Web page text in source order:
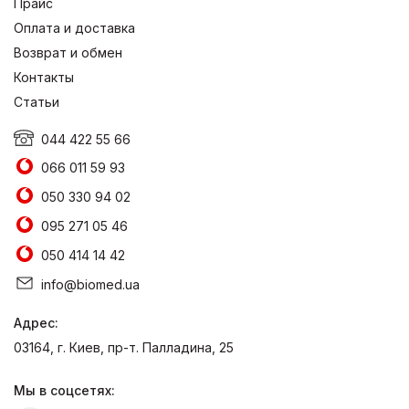
Прайс
Оплата и доставка
Возврат и обмен
Контакты
Статьи
044 422 55 66
066 011 59 93
050 330 94 02
095 271 05 46
050 414 14 42
info@biomed.ua
Адрес:
03164, г. Киев, пр-т. Палладина, 25
Мы в соцсетях: